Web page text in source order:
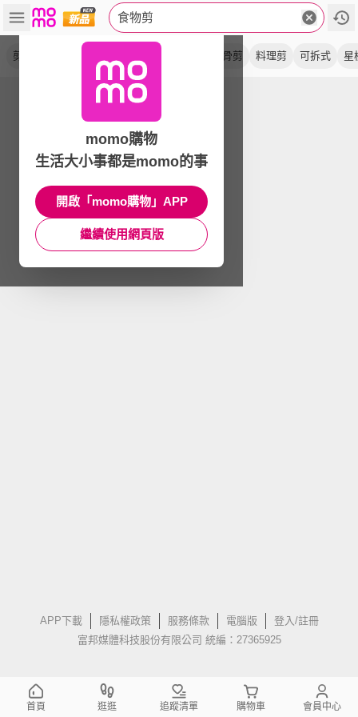
食物剪
剪刀 雞骨剪 料理剪 可拆式 星
APP下載 隱私權政策 服務條款 電腦版
登入/註冊
富邦媒體科技股份有限公司 統編：27365925
momo購物
生活大小事都是momo的事
開啟「momo購物」APP
繼續使用網頁版
首頁 逛逛 追蹤清單 購物車 會員中心